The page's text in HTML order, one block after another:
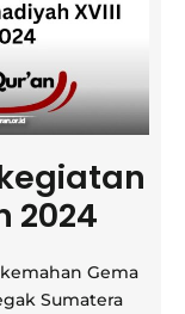
2024
Gema
Sumatera